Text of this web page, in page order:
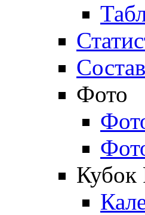
Состав
Фото
Кубок